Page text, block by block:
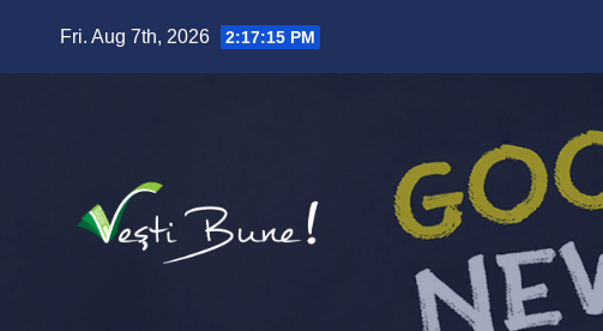
Fri. Aug 7th, 2026
2:17:16 PM